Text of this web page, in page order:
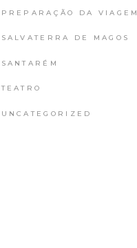
PREPARAÇÃO DA VIAGEM
SALVATERRA DE MAGOS
SANTARÉM
TEATRO
UNCATEGORIZED